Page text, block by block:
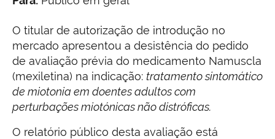
O titular de autorização de introdução no
mercado apresentou a desistência do pedido
de avaliação prévia do medicamento Namuscla
(mexiletina) na indicação: tratamento sintomático
de miotonia em doentes adultos com
perturbações miotónicas não distróficas.
O relatório público desta avaliação está